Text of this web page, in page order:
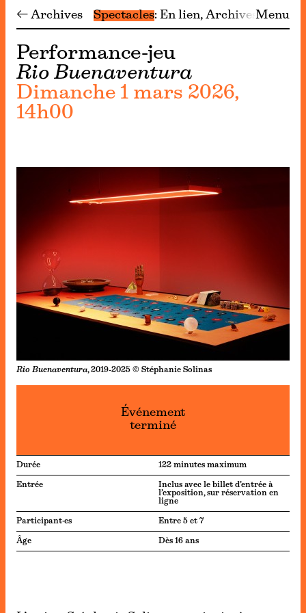
← Archives Spectacles En lien ArchivesMenu
Performance-jeu
Rio Buenaventura
Dimanche 1 mars 2026,
14h00
Rio Buenaventura, 2019-2025 © Stéphanie Solinas
Événement
terminé
Durée 122 minutes maximum
Entrée
Inclus avec le billet d’entrée à
l’exposition, sur réservation en
ligne
Participant·es Entre 5 et 7
Âge Dès 16 ans